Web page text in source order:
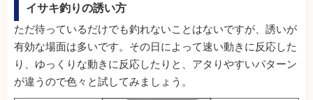
イサキ釣りの誘い方
ただ待っているだけでも釣れないことはないですが、誘いが
有効な場面は多いです。その日によって速い動きに反応した
り、ゆっくりな動きに反応したりと、アタりやすいパターン
が違うので色々と試してみましょう。